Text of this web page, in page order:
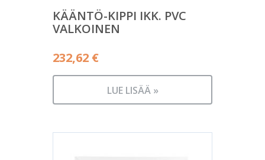
KÄÄNTÖ-KIPPI IKK. PVC
VALKOINEN
232,62 €
LUE LISÄÄ »